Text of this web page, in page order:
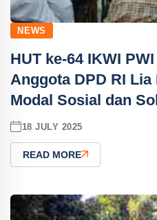
NEWS
HUT ke-64 IKWI
Anggota DPD RI
Modal Sosial dan
18 JULY 2025
READ MORE